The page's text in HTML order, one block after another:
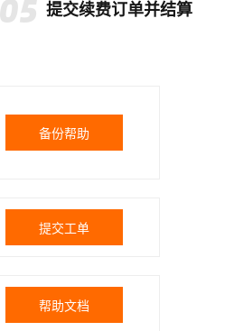
提交续费订单并结算
备份帮助
提交工单
帮助文档